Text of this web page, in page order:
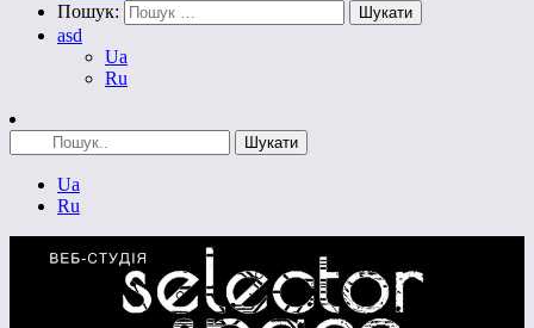
Пошук:
asd
Ua
Ru
Ua
Ru